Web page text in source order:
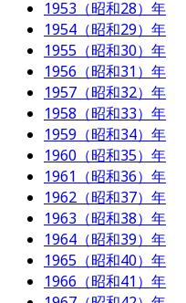
1953（昭和28）年
1954（昭和29）年
1955（昭和30）年
1956（昭和31）年
1957（昭和32）年
1958（昭和33）年
1959（昭和34）年
1960（昭和35）年
1961（昭和36）年
1962（昭和37）年
1963（昭和38）年
1964（昭和39）年
1965（昭和40）年
1966（昭和41）年